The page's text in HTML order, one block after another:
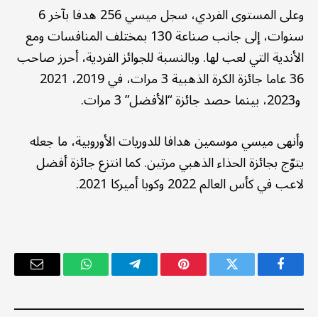
وعلى المستوى الفردي، سجل ميسي 256 هدفا بآخر 6
سنوات، إلى جانب صناعة 130 بمختلف المنافسات ومع
الأندية التي لعب لها. وبالنسبة للجوائز الفردية، أحرز صاحب
36 عاما جائزة الكرة الذهبية 3 مرات، في 2019، 2021
و2023، بينما حصد جائزة “الأفضل” 3 مرات.
وأنهى ميسي موسمين هدافا للدوريات الأوروبية، ما جعله
يتوّج بجائزة الحذاء الذهبي مرتين. كما انتزع جائزة أفضل
لاعب في كأس العالم 2022 وكوبا أميركا 2021.
فيسبوك تويتر بينتيريستتيلقرام واتساب
البريد